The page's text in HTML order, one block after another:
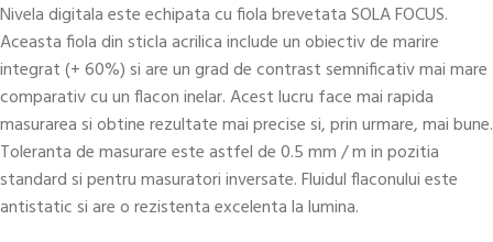
Nivela digitala este echipata cu fiola brevetata SOLA FOCUS.
Aceasta fiola din sticla acrilica include un obiectiv de marire
integrat (+ 60%) si are un grad de contrast semnificativ mai mare
comparativ cu un flacon inelar. Acest lucru face mai rapida
masurarea si obtine rezultate mai precise si, prin urmare, mai bune.
Toleranta de masurare este astfel de 0.5 mm / m in pozitia
standard si pentru masuratori inversate. Fluidul flaconului este
antistatic si are o rezistenta excelenta la lumina.